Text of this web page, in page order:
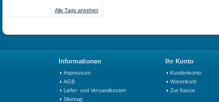
Alle Tags ansehen
Informationen
Impressum
AGB
Liefer- und Versandkosten
Sitemap
Ihr Konto
Kundenkonto
Warenkorb
Zur Kasse